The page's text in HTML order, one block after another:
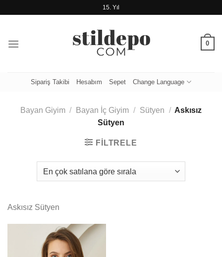
15. Yıl
0
Sipariş Takibi Hesabım Sepet Change Language
Bayan Giyim / Bayan İç Giyim / Sütyen / Askısız
Sütyen
FILTRELE
Askısız Sütyen